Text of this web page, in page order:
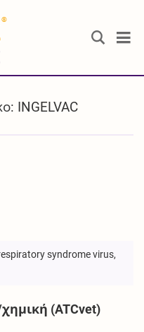
®
INGELVAC
syndrome virus,
(ATCvet)